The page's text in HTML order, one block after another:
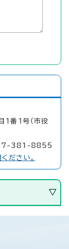
番1号（市役
381-8855
ださい。